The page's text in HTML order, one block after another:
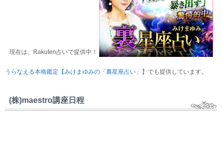
現在は、Rakuten占いで提供中！
うらなえる本格鑑定【みけまゆみの「裏星座占い」】 でも提供しています。
(株)maestro講座日程